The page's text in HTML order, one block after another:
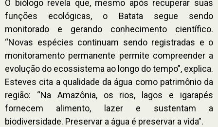
O biólogo revela que, mesmo após recuperar suas
funções ecológicas, o Batata segue sendo
monitorado e gerando conhecimento científico.
“Novas espécies continuam sendo registradas e o
monitoramento permanente permite compreender a
evolução do ecossistema ao longo do tempo”, explica.
Esteves cita a qualidade da água como patrimônio da
região: “Na Amazônia, os rios, lagos e igarapés
fornecem alimento, lazer e sustentam a
biodiversidade. Preservar a água é preservar a vida”.